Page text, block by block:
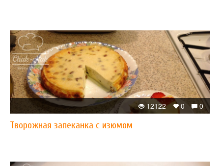
0
0
12122
Творожная запеканка с изюмом